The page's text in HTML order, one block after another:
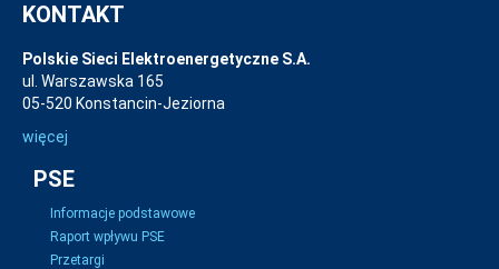
KONTAKT
Polskie Sieci Elektroenergetyczne S.A.
ul. Warszawska 165
05-520 Konstancin-Jeziorna
więcej
PSE
Informacje podstawowe
Raport wpływu PSE
Przetargi